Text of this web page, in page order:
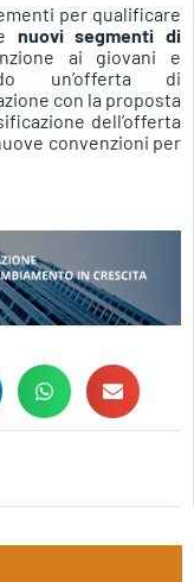
per qualificare
nuovi segmenti di
ai giovani e
un’offerta di
con la proposta
dell’offerta
convenzioni per